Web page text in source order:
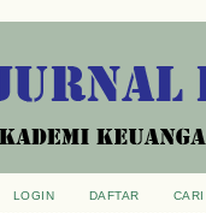
LOGIN DAFTAR CARI